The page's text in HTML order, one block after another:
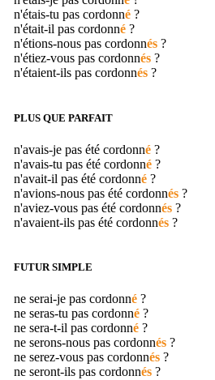
n'étais-tu pas cordonné ?
n'était-il pas cordonné ?
n'étions-nous pas cordonnés ?
n'étiez-vous pas cordonnés ?
n'étaient-ils pas cordonnés ?
PLUS QUE PARFAIT
n'avais-je pas été cordonné ?
n'avais-tu pas été cordonné ?
n'avait-il pas été cordonné ?
n'avions-nous pas été cordonnés ?
n'aviez-vous pas été cordonnés ?
n'avaient-ils pas été cordonnés ?
FUTUR SIMPLE
ne serai-je pas cordonné ?
ne seras-tu pas cordonné ?
ne sera-t-il pas cordonné ?
ne serons-nous pas cordonnés ?
ne serez-vous pas cordonnés ?
ne seront-ils pas cordonnés ?